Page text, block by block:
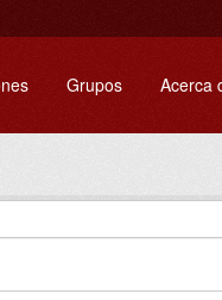
Grupos Acerca